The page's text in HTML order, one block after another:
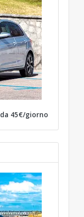
da 45€/giorno